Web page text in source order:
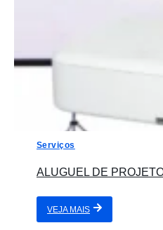
Serviços
ALUGUEL DE
VEJA MAIS